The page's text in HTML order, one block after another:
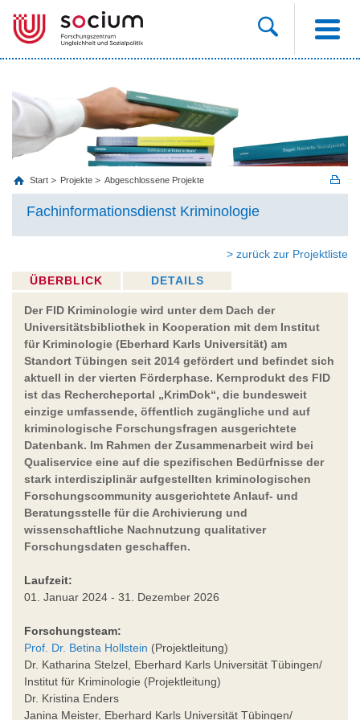
Start Projekte Abgeschlossene Projekte
Fachinformationsdienst Kriminologie
> zurück zur Projektliste
ÜBERBLICK DETAILS
Der FID Kriminologie wird unter dem Dach der
Universitätsbibliothek in Kooperation mit dem Institut
für Kriminologie (Eberhard Karls Universität) am
Standort Tübingen seit 2014 gefördert und befindet sich
aktuell in der vierten Förderphase. Kernprodukt des FID
ist das Rechercheportal „KrimDok“, die bundesweit
einzige umfassende, öffentlich zugängliche und auf
kriminologische Forschungsfragen ausgerichtete
Datenbank. Im Rahmen der Zusammenarbeit wird bei
Qualiservice eine auf die spezifischen Bedürfnisse der
stark interdisziplinär aufgestellten kriminologischen
Forschungscommunity ausgerichtete Anlauf- und
Beratungsstelle für die Archivierung und
wissenschaftliche Nachnutzung qualitativer
Forschungsdaten geschaffen.
Laufzeit:
01. Januar 2024 - 31. Dezember 2026
Forschungsteam:
Prof. Dr. Betina Hollstein (Projektleitung)
Dr. Katharina Stelzel, Eberhard Karls Universität Tübingen/
Institut für Kriminologie (Projektleitung)
Dr. Kristina Enders
Janina Meister, Eberhard Karls Universität Tübingen/